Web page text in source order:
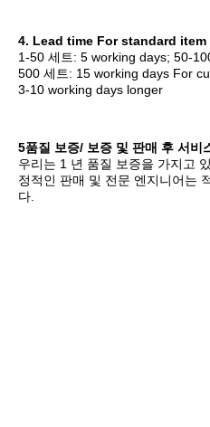
4. Lead time For standard item
1-50 세트: 5 working days; 50-
500 세트: 15 working days For
3-10 working days longer
5품질 보증/ 보증 및 판매 후 서비
우리는 1 년 품질 보증을 가지고
정적인 판매 및 전문 엔지니어는
다.